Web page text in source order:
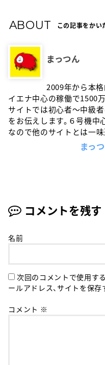
ABOUT この記事をかい
まっつん
2009年から本
イエナ中心の稼働で1500
サイトでは初心者〜中級者
をお伝えします。６号機
なので他のサイトとは一
まっ
コメントを残す
名前
次回のコメントで使用す
ールアドレス、サイトを保存
コメント ※